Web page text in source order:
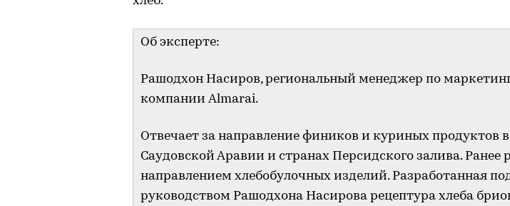
Об эксперте:
Рашодхон Насиров, региональный менеджер по
компании Almarai.
Отвечает за направление фиников и куриных продуктов в
Саудовской Аравии и странах Персидского залива. Ранее
направлением хлебобулочных изделий. Разработанная
руководством Рашодхона Насирова рецептура хлеба